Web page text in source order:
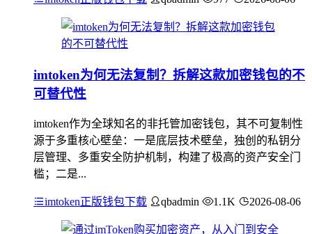
imtoken为何无法复制？拆解这款加密钱包的不
可替代性
imtoken作为全球知名的非托管加密钱包，其不可复制性
源于多重核心壁垒：一是底层技术壁垒，独创的私钥分
层管理、多重安全防护机制，构建了极高的资产安全门
槛；二是...
imtoken正版钱包下载 qbadmin 1.1K 2026-08-06